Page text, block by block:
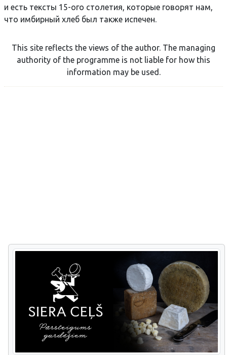
и есть тексты 15-ого столетия, которые говорят нам,
что имбирный хлеб был также испечен.
This site reflects the views of the author. The managing
authority of the programme is not liable for how this
information may be used.